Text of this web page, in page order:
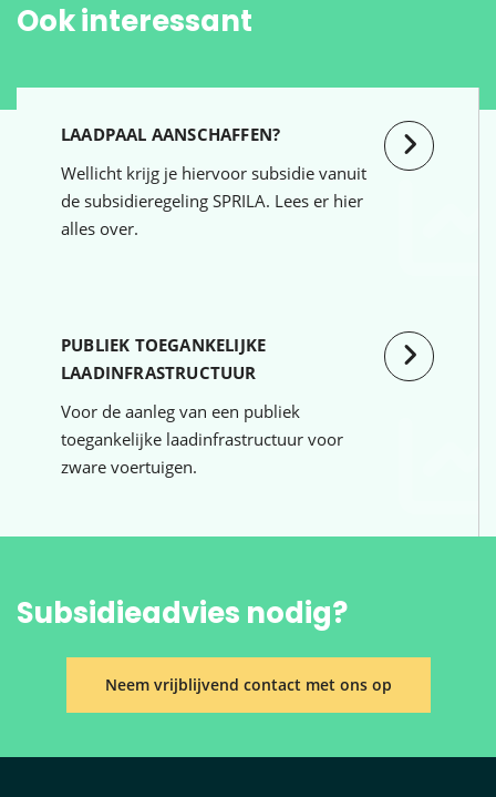
Ook interessant
LAADPAAL AANSCHAFFEN?
Wellicht krijg je hiervoor subsidie vanuit
de subsidieregeling SPRILA. Lees er hier
alles over.
PUBLIEK TOEGANKELIJKE
LAADINFRASTRUCTUUR
Voor de aanleg van een publiek
toegankelijke laadinfrastructuur voor
zware voertuigen.
Subsidieadvies nodig?
Neem vrijblijvend contact met ons op